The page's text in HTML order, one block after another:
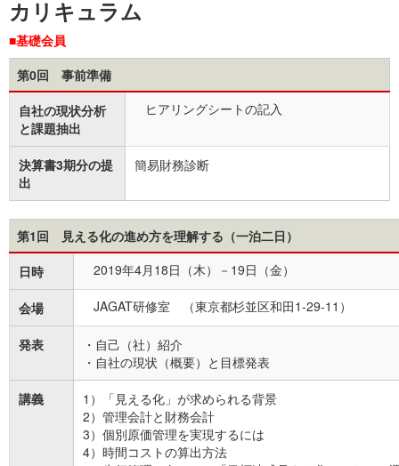
カリキュラム
■基礎会員
第0回 事前準備
自社の現状分析
と課題抽出
ヒアリングシートの記入
決算書3期分の提
出
簡易財務診断
第1回 見える化の進め方を理解する（一泊二日）
日時
2019年4月18日（木）－19日（金）
会場 JAGAT研修室 （東京都杉並区和田1-29-11）
発表
・自己（社）紹介
・自社の現状（概要）と目標発表
講義
1）「見える化」が求められる背景
2）管理会計と財務会計
3）個別原価管理を実現するには
4）時間コストの算出方法